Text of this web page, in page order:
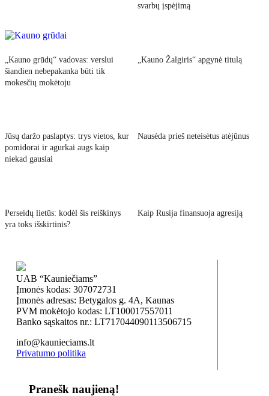
svarbų įspėjimą
„Kauno grūdų“ vadovas: verslui
šiandien nebepakanka būti tik
mokesčių mokėtoju
„Kauno Žalgiris“ apgynė titulą
Jūsų daržo paslaptys: trys vietos, kur
pomidorai ir agurkai augs kaip
niekad gausiai
Nausėda prieš neteisėtus atėjūnus
Perseidų lietūs: kodėl šis reiškinys
yra toks išskirtinis?
Kaip Rusija finansuoja agresiją
UAB “Kauniečiams”
Įmonės kodas: 307072731
Įmonės adresas: Betygalos g. 4A, Kaunas
PVM mokėtojo kodas: LT100017557011
Banko sąskaitos nr.: LT717044090113506715
info@kaunieciams.lt
Privatumo politika
Pranešk naujieną!